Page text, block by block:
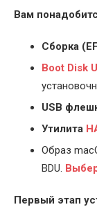
Вам
Cборка
Boot Disk
USB
Утилита
Образ
BDU.
Первый этап